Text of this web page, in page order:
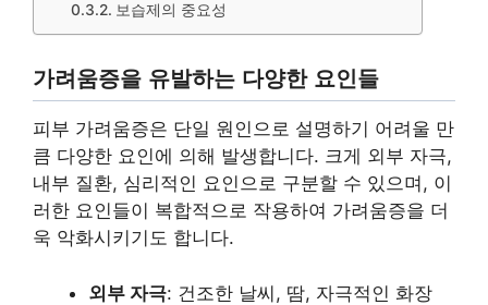
보습제의 중요성
가려움증을 유발하는 다양한 요인들
피부 가려움증은 단일 원인으로 설명하기 어려울 만
큼 다양한 요인에 의해 발생합니다. 크게 외부 자극,
내부 질환, 심리적인 요인으로 구분할 수 있으며, 이
러한 요인들이 복합적으로 작용하여 가려움증을 더
욱 악화시키기도 합니다.
외부 자극: 건조한 날씨, 땀, 자극적인 화장